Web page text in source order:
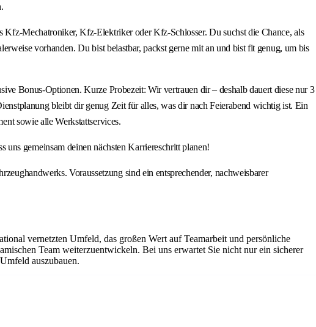
Mechatroniker, Kfz-Elektriker oder Kfz-Schlosser. Du suchst die Chance, als
vorhanden. Du bist belastbar, packst gerne mit an und bist fit genug, um bis
Bonus-Optionen. Kurze Probezeit: Wir vertrauen dir – deshalb dauert diese nur 3
bleibt dir genug Zeit für alles, was dir nach Feierabend wichtig ist. Ein
sowie alle Werkstattservices.
gemeinsam deinen nächsten Karriereschritt planen!
Voraussetzung sind ein entsprechender, nachweisbarer
vernetzten Umfeld, das großen Wert auf Teamarbeit und persönliche
Team weiterzuentwickeln. Bei uns erwartet Sie nicht nur ein sicherer
auszubauen.